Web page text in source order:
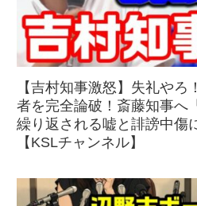
【吉村知事激怒】失礼や
者を完全論破！斎藤知事へ
繰り返される嘘と誹謗中傷
【KSLチャンネル】